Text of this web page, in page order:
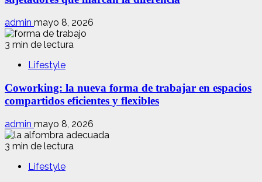
admin mayo 8, 2026
3 min de lectura
Lifestyle
Coworking: la nueva forma de trabajar en espacios
compartidos eficientes y flexibles
admin mayo 8, 2026
3 min de lectura
Lifestyle